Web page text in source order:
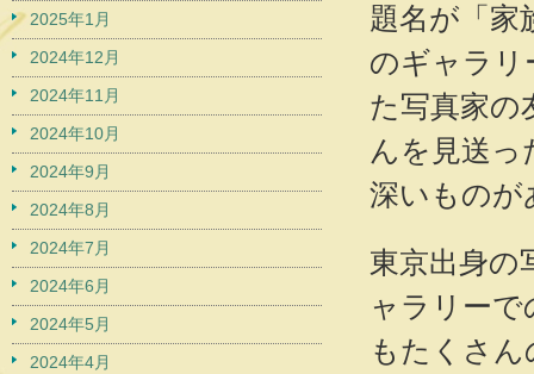
題名が「家
のギャラリ
た写真家の
んを見送
深いものが
東京出身の
ャラリー
もたくさ
2025年1月
2024年12月
2024年11月
2024年10月
2024年9月
2024年8月
2024年7月
2024年6月
2024年5月
2024年4月